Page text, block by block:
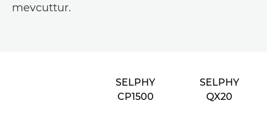
mevcuttur.
SELPHY
CP1500
SELPHY
QX20